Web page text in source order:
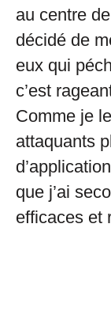
au centre
décidé de
eux qui
c’est
Comme je
attaquants
que j’ai
efficaces et